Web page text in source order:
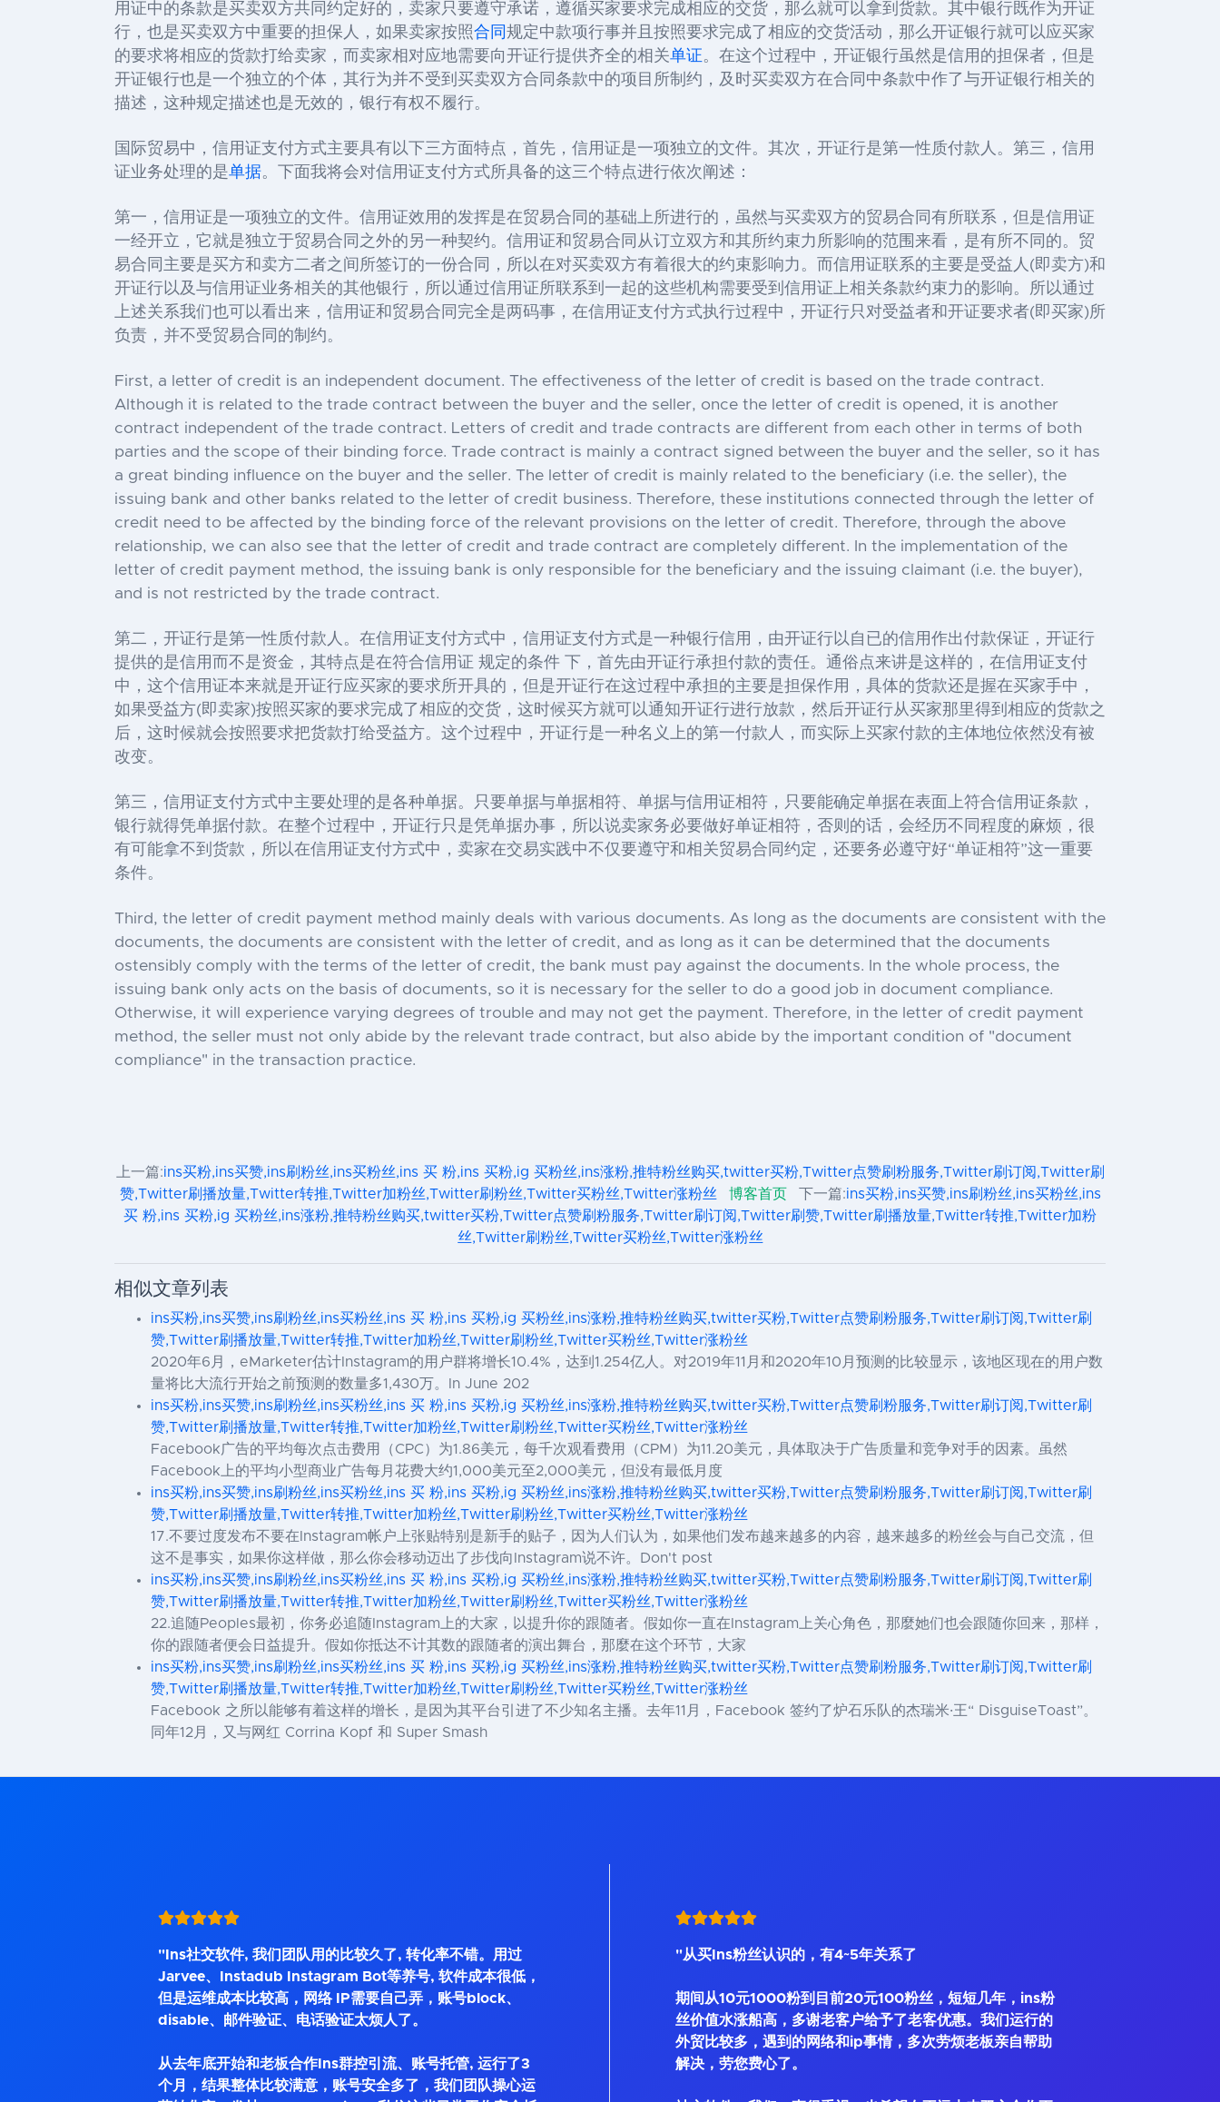
用证中的条款是买卖双方共同约定好的，卖家只要遵守承诺，遵循买家要求完成相应的交货，那么就可以拿到货款。其中银行既作为开证
行，也是买卖双方中重要的担保人，如果卖家按照合同 规定中款项行事并且按照要求完成了相应的交货活动，那么开证银行就可以应买家
的要求将相应的货款打给卖家，而卖家相对应地需要向开证行提供齐全的相关单证。在这个过程中，开证银行虽然是信用的担保者，但是
开证银行也是一个独立的个体，其行为并不受到买卖双方合同条款中的项目所制约，及时买卖双方在合同中条款中作了与开证银行相关的
描述，这种规定描述也是无效的，银行有权不履行。
国际贸易中，信用证支付方式主要具有以下三方面特点，首先，信用证是一项独立的文件。其次，开证行是第一性质付款人。第三，信用
证业务处理的是单据。下面我将会对信用证支付方式所具备的这三个特点进行依次阐述：
第一，信用证是一项独立的文件。信用证效用的发挥是在贸易合同的基础上所进行的，虽然与买卖双方的贸易合同有所联系，但是信用证
一经开立，它就是独立于贸易合同之外的另一种契约。信用证和贸易合同从订立双方和其所约束力所影响的范围来看，是有所不同的。贸
易合同主要是买方和卖方二者之间所签订的一份合同，所以在对买卖双方有着很大的约束影响力。而信用证联系的主要是受益人(即卖方)和
开证行以及与信用证业务相关的其他银行，所以通过信用证所联系到一起的这些机构需要受到信用证上相关条款约束力的影响。所以通过
上述关系我们也可以看出来，信用证和贸易合同完全是两码事，在信用证支付方式执行过程中，开证行只对受益者和开证要求者(即买家)所
负责，并不受贸易合同的制约。
First, a letter of credit is an independent document. The effectiveness of the letter of credit is based on the trade contract.
Although it is related to the trade contract between the buyer and the seller, once the letter of credit is opened, it is another
contract independent of the trade contract. Letters of credit and trade contracts are different from each other in terms of both
parties and the scope of their binding force. Trade contract is mainly a contract signed between the buyer and the seller, so it has
a great binding influence on the buyer and the seller. The letter of credit is mainly related to the beneficiary (i.e. the seller), the
issuing bank and other banks related to the letter of credit business. Therefore, these institutions connected through the letter of
credit need to be affected by the binding force of the relevant provisions on the letter of credit. Therefore, through the above
relationship, we can also see that the letter of credit and trade contract are completely different. In the implementation of the
letter of credit payment method, the issuing bank is only responsible for the beneficiary and the issuing claimant (i.e. the buyer),
and is not restricted by the trade contract.
第二，开证行是第一性质付款人。在信用证支付方式中，信用证支付方式是一种银行信用，由开证行以自已的信用作出付款保证，开证行
提供的是信用而不是资金，其特点是在符合信用证 规定的条件 下，首先由开证行承担付款的责任。通俗点来讲是这样的，在信用证支付
中，这个信用证本来就是开证行应买家的要求所开具的，但是开证行在这过程中承担的主要是担保作用，具体的货款还是握在买家手中，
如果受益方(即卖家)按照买家的要求完成了相应的交货，这时候买方就可以通知开证行进行放款，然后开证行从买家那里得到相应的货款之
后，这时候就会按照要求把货款打给受益方。这个过程中，开证行是一种名义上的第一付款人，而实际上买家付款的主体地位依然没有被
改变。
第三，信用证支付方式中主要处理的是各种单据。只要单据与单据相符、单据与信用证相符，只要能确定单据在表面上符合信用证条款，
银行就得凭单据付款。在整个过程中，开证行只是凭单据办事，所以说卖家务必要做好单证相符，否则的话，会经历不同程度的麻烦，很
有可能拿不到货款，所以在信用证支付方式中，卖家在交易实践中不仅要遵守和相关贸易合同约定，还要务必遵守好“单证相符”这一重要
条件。
Third, the letter of credit payment method mainly deals with various documents. As long as the documents are consistent with the
documents, the documents are consistent with the letter of credit, and as long as it can be determined that the documents
ostensibly comply with the terms of the letter of credit, the bank must pay against the documents. In the whole process, the
issuing bank only acts on the basis of documents, so it is necessary for the seller to do a good job in document compliance.
Otherwise, it will experience varying degrees of trouble and may not get the payment. Therefore, in the letter of credit payment
method, the seller must not only abide by the relevant trade contract, but also abide by the important condition of "document
compliance" in the transaction practice.
上一篇:ins买粉,ins买赞,ins刷粉丝,ins买粉丝,ins 买 粉,ins 买粉,ig 买粉丝,ins涨粉,推特粉丝购买,twitter买粉,Twitter点赞刷粉服务,Twitter刷订阅,Twitter刷
赞,Twitter刷播放量,Twitter转推,Twitter加粉丝,Twitter刷粉丝,Twitter买粉丝,Twitter涨粉丝
博客首页 下一篇:ins买粉,ins买赞,ins刷粉丝,ins买粉丝,ins
买 粉,ins 买粉,ig 买粉丝,ins涨粉,推特粉丝购买,twitter买粉,Twitter点赞刷粉服务,Twitter刷订阅,Twitter刷赞,Twitter刷播放量,Twitter转推,Twitter加粉
丝,Twitter刷粉丝,Twitter买粉丝,Twitter涨粉丝
相似文章列表
ins买粉,ins买赞,ins刷粉丝,ins买粉丝,ins 买 粉,ins 买粉,ig 买粉丝,ins涨粉,推特粉丝购买,twitter买粉,Twitter点赞刷粉服务,Twitter刷订阅,Twitter刷
赞,Twitter刷播放量,Twitter转推,Twitter加粉丝,Twitter刷粉丝,Twitter买粉丝,Twitter涨粉丝
2020年6月，eMarketer估计Instagram的用户群将增长10.4%，达到1.254亿人。对2019年11月和2020年10月预测的比较显示，该地区现在的用户数
量将比大流行开始之前预测的数量多1,430万。In June 202
ins买粉,ins买赞,ins刷粉丝,ins买粉丝,ins 买 粉,ins 买粉,ig 买粉丝,ins涨粉,推特粉丝购买,twitter买粉,Twitter点赞刷粉服务,Twitter刷订阅,Twitter刷
赞,Twitter刷播放量,Twitter转推,Twitter加粉丝,Twitter刷粉丝,Twitter买粉丝,Twitter涨粉丝
Facebook广告的平均每次点击费用（CPC）为1.86美元，每千次观看费用（CPM）为11.20美元，具体取决于广告质量和竞争对手的因素。虽然
Facebook上的平均小型商业广告每月花费大约1,000美元至2,000美元，但没有最低月度
ins买粉,ins买赞,ins刷粉丝,ins买粉丝,ins 买 粉,ins 买粉,ig 买粉丝,ins涨粉,推特粉丝购买,twitter买粉,Twitter点赞刷粉服务,Twitter刷订阅,Twitter刷
赞,Twitter刷播放量,Twitter转推,Twitter加粉丝,Twitter刷粉丝,Twitter买粉丝,Twitter涨粉丝
17.不要过度发布不要在Instagram帐户上张贴特别是新手的贴子，因为人们认为，如果他们发布越来越多的内容，越来越多的粉丝会与自己交流，但
这不是事实，如果你这样做，那么你会移动迈出了步伐向Instagram说不许。Don't post
ins买粉,ins买赞,ins刷粉丝,ins买粉丝,ins 买 粉,ins 买粉,ig 买粉丝,ins涨粉,推特粉丝购买,twitter买粉,Twitter点赞刷粉服务,Twitter刷订阅,Twitter刷
赞,Twitter刷播放量,Twitter转推,Twitter加粉丝,Twitter刷粉丝,Twitter买粉丝,Twitter涨粉丝
22.追随Peoples最初，你务必追随Instagram上的大家，以提升你的跟随者。假如你一直在Instagram上关心角色，那麼她们也会跟随你回来，那样，
你的跟随者便会日益提升。假如你抵达不计其数的跟随者的演出舞台，那麼在这个环节，大家
ins买粉,ins买赞,ins刷粉丝,ins买粉丝,ins 买 粉,ins 买粉,ig 买粉丝,ins涨粉,推特粉丝购买,twitter买粉,Twitter点赞刷粉服务,Twitter刷订阅,Twitter刷
赞,Twitter刷播放量,Twitter转推,Twitter加粉丝,Twitter刷粉丝,Twitter买粉丝,Twitter涨粉丝
Facebook 之所以能够有着这样的增长，是因为其平台引进了不少知名主播。去年11月，Facebook 签约了炉石乐队的杰瑞米·王“ DisguiseToast”。
同年12月，又与网红 Corrina Kopf 和 Super Smash
"Ins社交软件, 我们团队用的比较久了, 转化率不错。用过
Jarvee、Instadub Instagram Bot等养号, 软件成本很低，
但是运维成本比较高，网络 IP需要自己弄，账号block、
disable、邮件验证、电话验证太烦人了。
从去年底开始和老板合作Ins群控引流、账号托管, 运行了3
个月，结果整体比较满意，账号安全多了，我们团队操心运
"从买Ins粉丝认识的，有4~5年关系了
期间从10元1000粉到目前20元100粉丝，短短几年，ins粉
丝价值水涨船高，多谢老客户给予了老客优惠。我们运行的
外贸比较多，遇到的网络和ip事情，多次劳烦老板亲自帮助
解决，劳您费心了。